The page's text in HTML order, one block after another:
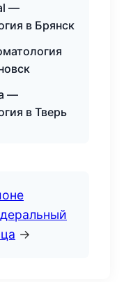
—
в Брянск
—
в Тверь
→